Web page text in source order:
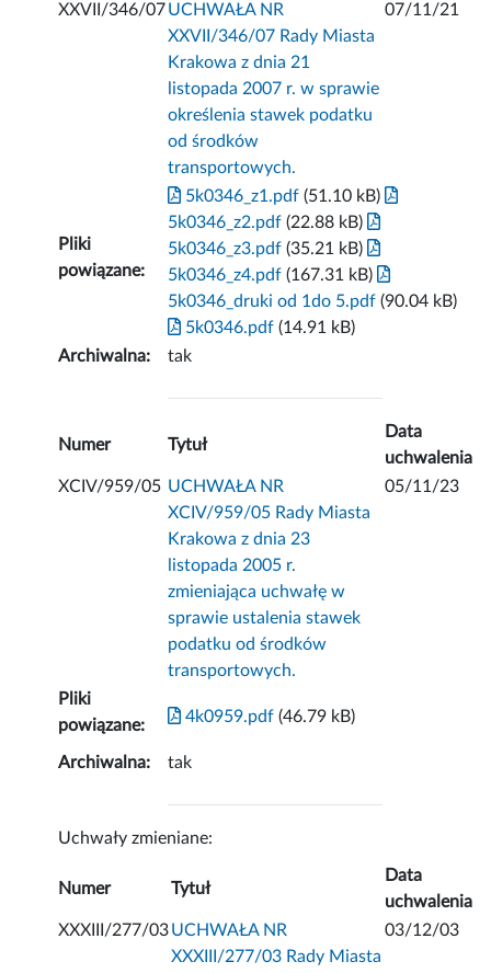
XXVII/346/07UCHWAŁA NR
XXVII/346/07 Rady Miasta
Krakowa z dnia 21
listopada 2007 r. w sprawie
określenia stawek podatku
od środków
transportowych.
07/11/21
Pliki
powiązane:
5k0346_z1.pdf (51.10 kB)
5k0346_z2.pdf (22.88 kB)
5k0346_z3.pdf (35.21 kB)
5k0346_z4.pdf (167.31 kB)
5k0346_druki od 1do 5.pdf (90.04 kB)
5k0346.pdf (14.91 kB)
Archiwalna:
tak
Numer Tytuł
Data
uchwalenia
XCIV/959/05 UCHWAŁA NR
XCIV/959/05 Rady Miasta
Krakowa z dnia 23
listopada 2005 r.
zmieniająca uchwałę w
sprawie ustalenia stawek
podatku od środków
transportowych.
05/11/23
Pliki
powiązane:
4k0959.pdf (46.79 kB)
Archiwalna: tak
Uchwały zmieniane:
Numer Tytuł
Data
uchwalenia
XXXIII/277/03UCHWAŁA NR
XXXIII/277/03 Rady Miasta
03/12/03